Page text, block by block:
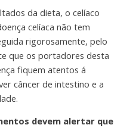
da dieta, o celíaco
celíaca não tem
rigorosamente, pelo
que os portadores desta
fiquem atentos á
câncer de intestino e a
devem alertar que